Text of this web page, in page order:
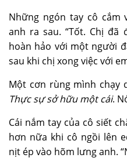
Những ngón tay cô cắm
anh ra sau. “Tốt. Chị đã
hoàn hảo với một người
sau khi chị xong việc với
Một cơn rùng mình chạy
Thực sự sở hữu một cái.
Cái nắm tay của cô siết
hơn nữa khi cô ngồi lên
nịt ép vào hõm lưng anh.